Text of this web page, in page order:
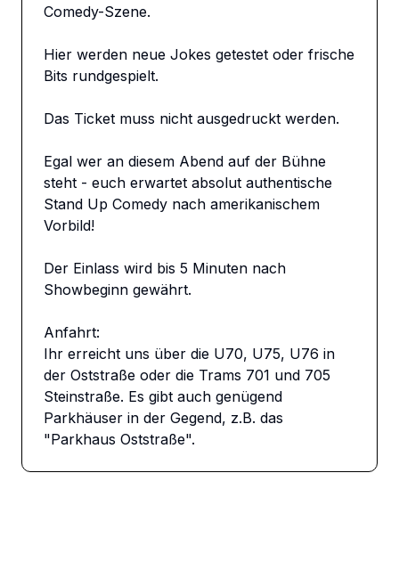
Comedy-Szene.
Hier werden neue Jokes getestet oder frische
Bits rundgespielt.
Das Ticket muss nicht ausgedruckt werden.
Egal wer an diesem Abend auf der Bühne
steht - euch erwartet absolut authentische
Stand Up Comedy nach amerikanischem
Vorbild!
Der Einlass wird bis 5 Minuten nach
Showbeginn gewährt.
Anfahrt:
Ihr erreicht uns über die U70, U75, U76 in
der Oststraße oder die Trams 701 und 705
Steinstraße. Es gibt auch genügend
Parkhäuser in der Gegend, z.B. das
"Parkhaus Oststraße".